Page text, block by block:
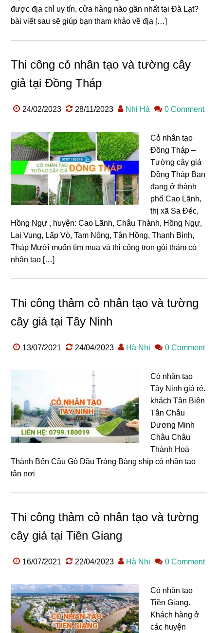
được địa chỉ uy tín, cửa hàng nào gần nhất tại Đà Lạt?
bài viết sau sẽ giúp bạn tham khảo về địa […]
Thi công cỏ nhân tạo và tường cây
giả tại Đồng Tháp
24/02/2023 28/11/2023 Nhi Hà 0 Comment
Cỏ nhân tạo
Đồng Tháp –
Tường cây giả
Đồng Tháp Bạn
đang ở thành
phố Cao Lãnh,
thị xã Sa Đéc,
Hồng Ngự , huyện: Cao Lãnh, Châu Thành, Hồng Ngự,
Lai Vung, Lấp Vò, Tam Nông, Tân Hồng, Thanh Bình,
Tháp Mười muốn tìm mua và thi công trọn gói thảm cỏ
nhân tạo […]
Thi công thảm cỏ nhân tạo và tường
cây giả tại Tây Ninh
13/07/2021 24/04/2023 Hà Nhi 0 Comment
Cỏ nhân tạo
Tây Ninh giá rẻ.
khách Tân Biên
Tân Châu
Dương Minh
Châu Châu
Thành Hoà
Thành Bến Cầu Gò Dầu Trảng Bàng ship cỏ nhân tạo
tận nơi
Thi công thảm cỏ nhân tạo và tường
cây giả tại Tiền Giang
16/07/2021 22/04/2023 Hà Nhi 0 Comment
Cỏ nhân tạo
Tiền Giang.
Khách hàng ở
các huyện